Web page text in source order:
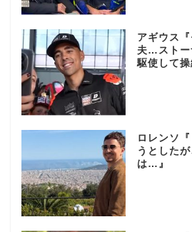
アギウス
夫…ストー
駆使して操
ロレンソ
うとした
は…』